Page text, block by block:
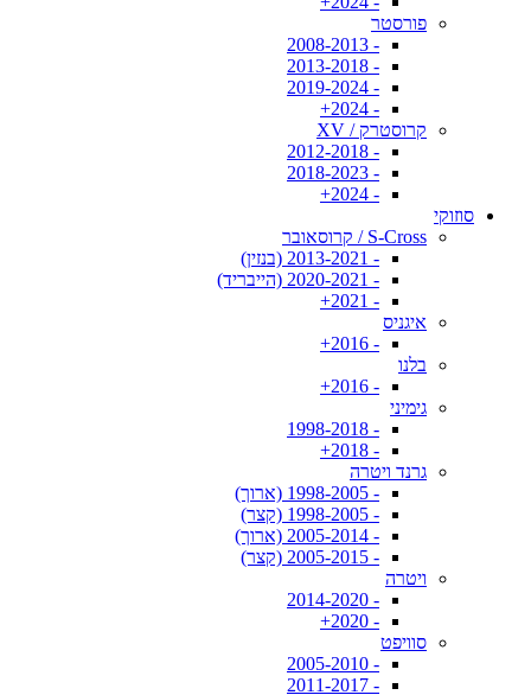
פורסטר
- 2008-2013
- 2013-2018
- 2019-2024
- 2024+
קרוסטרק / XV
- 2012-2018
- 2018-2023
- 2024+
סוזוקי
S-Cross / קרוסאובר
- 2013-2021 (בנזין)
- 2020-2021 (הייבריד)
- 2021+
איגניס
- 2016+
בלנו
- 2016+
גימיני
- 1998-2018
- 2018+
גרנד ויטרה
- 1998-2005 (ארוך)
- 1998-2005 (קצר)
- 2005-2014 (ארוך)
- 2005-2015 (קצר)
ויטרה
- 2014-2020
- 2020+
סוויפט
- 2005-2010
- 2011-2017